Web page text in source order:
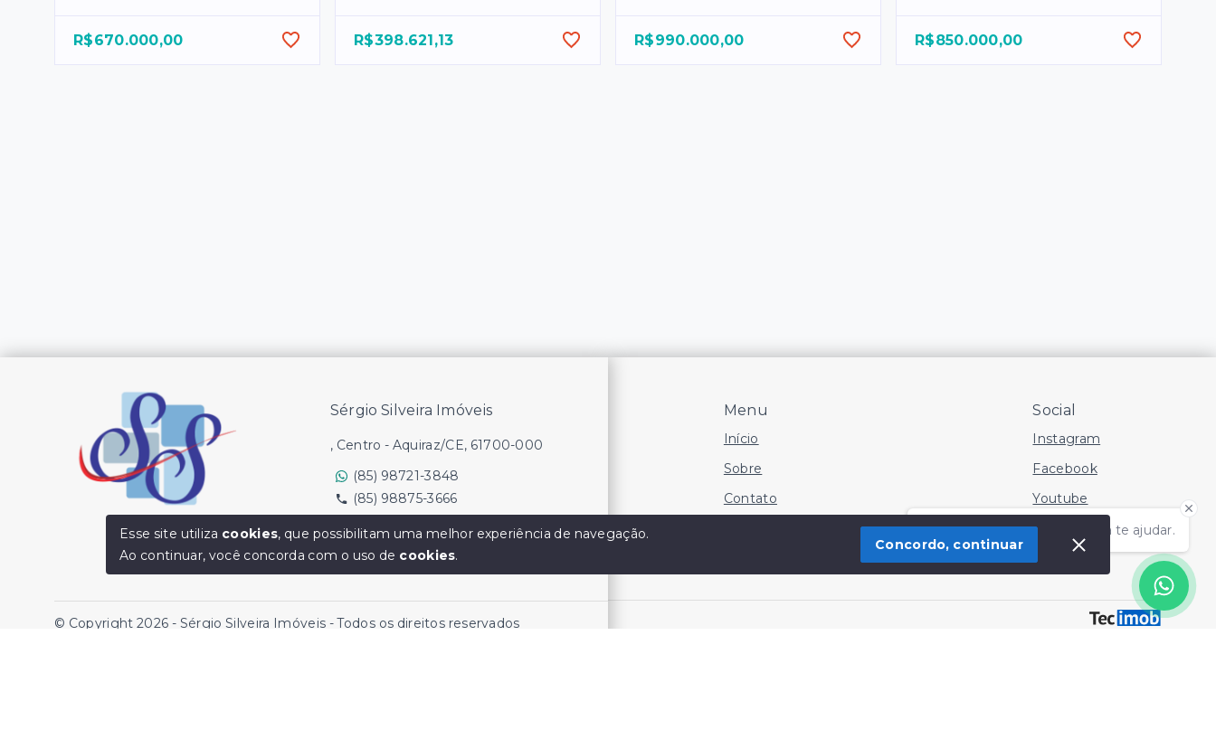
R$670.000,00 R$398.621,13 R$990.000,00 R$850.000,00
Olá! Estamos disponíveis para te ajudar.
Menu
Início
Sobre
Contato
Social
Instagram
Facebook
Youtube
Sérgio Silveira Imóveis
, Centro - Aquiraz/CE, 61700-000
(85) 98721-3848
(85) 98875-3666
© Copyright 2026 - Sérgio Silveira Imóveis - Todos os direitos reservados
Esse site utiliza cookies, que possibilitam uma melhor experiência de navegação.
Ao continuar, você concorda com o uso de cookies.
Concordo, continuar